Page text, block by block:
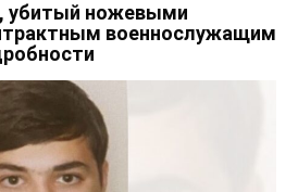
убитый ножевыми
военнослужащим